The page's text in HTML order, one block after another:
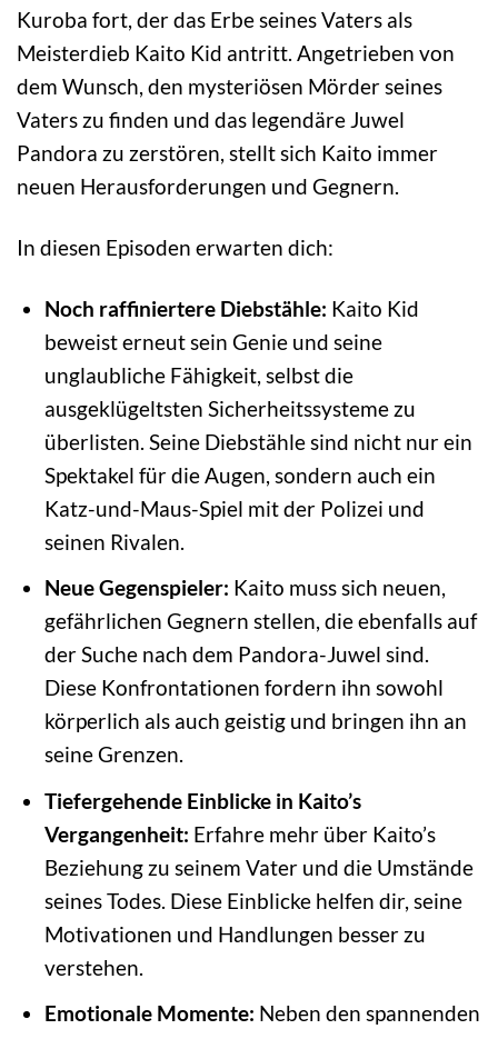
Kuroba fort, der das Erbe seines Vaters als
Meisterdieb Kaito Kid antritt. Angetrieben von
dem Wunsch, den mysteriösen Mörder seines
Vaters zu finden und das legendäre Juwel
Pandora zu zerstören, stellt sich Kaito immer
neuen Herausforderungen und Gegnern.
In diesen Episoden erwarten dich:
Noch raffiniertere Diebstähle: Kaito Kid
beweist erneut sein Genie und seine
unglaubliche Fähigkeit, selbst die
ausgeklügeltsten Sicherheitssysteme zu
überlisten. Seine Diebstähle sind nicht nur ein
Spektakel für die Augen, sondern auch ein
Katz-und-Maus-Spiel mit der Polizei und
seinen Rivalen.
Neue Gegenspieler: Kaito muss sich neuen,
gefährlichen Gegnern stellen, die ebenfalls auf
der Suche nach dem Pandora-Juwel sind.
Diese Konfrontationen fordern ihn sowohl
körperlich als auch geistig und bringen ihn an
seine Grenzen.
Tiefergehende Einblicke in Kaito’s
Vergangenheit: Erfahre mehr über Kaito’s
Beziehung zu seinem Vater und die Umstände
seines Todes. Diese Einblicke helfen dir, seine
Motivationen und Handlungen besser zu
verstehen.
Emotionale Momente: Neben den spannenden